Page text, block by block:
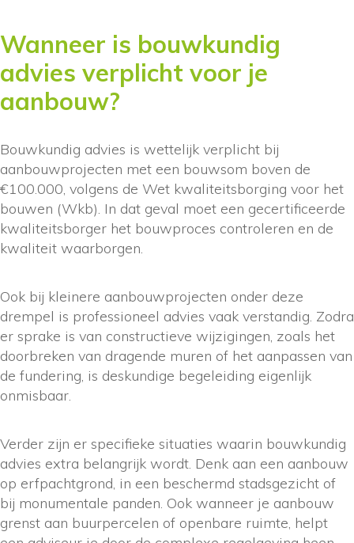
Wanneer is bouwkundig
advies verplicht voor je
aanbouw?
Bouwkundig advies is wettelijk verplicht bij
aanbouwprojecten met een bouwsom boven de
€100.000, volgens de Wet kwaliteitsborging voor het
bouwen (Wkb). In dat geval moet een gecertificeerde
kwaliteitsborger het bouwproces controleren en de
kwaliteit waarborgen.
Ook bij kleinere aanbouwprojecten onder deze
drempel is professioneel advies vaak verstandig. Zodra
er sprake is van constructieve wijzigingen, zoals het
doorbreken van dragende muren of het aanpassen van
de fundering, is deskundige begeleiding eigenlijk
onmisbaar.
Verder zijn er specifieke situaties waarin bouwkundig
advies extra belangrijk wordt. Denk aan een aanbouw
op erfpachtgrond, in een beschermd stadsgezicht of
bij monumentale panden. Ook wanneer je aanbouw
grenst aan buurpercelen of openbare ruimte, helpt